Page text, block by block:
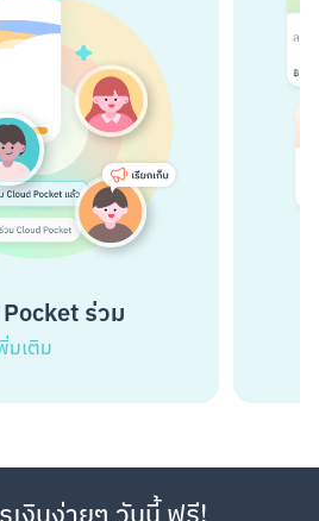
ร่วม
มเติม